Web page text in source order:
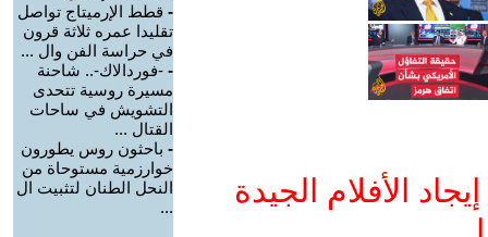
الأفلام الجيدة
- قطط الإرميتاج تواصل
تقليدا عمره ثلاثة قرون
في حراسة الفن وال ...
- -فوردالاك-.. شاحنة
مسيرة روسية تتحدى
التشويش في ساحات
القتال ...
- باحثون روس يطورون
خوارزمية مستوحاة من
النحل الطنان لتثبيت ال
...